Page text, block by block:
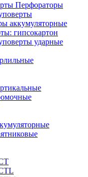
Перфораторы
аккумуляторные
гипсокартон
ударные